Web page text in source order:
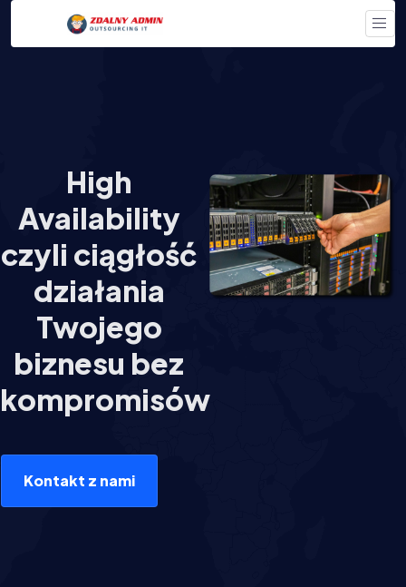
High
Availability
czyli ciągłość
działania
Twojego
biznesu bez
kompromisów
Kontakt z nami